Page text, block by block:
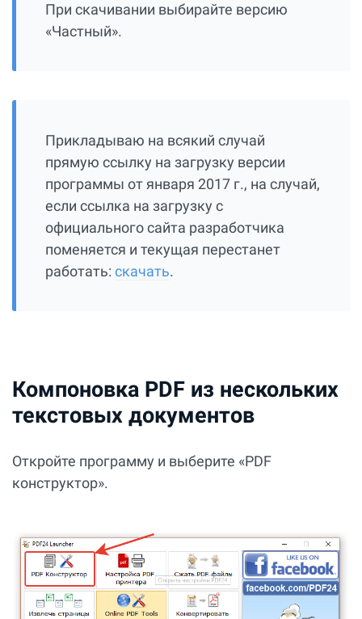
При скачивании выбирайте версию
«Частный».
Прикладываю на всякий случай
прямую ссылку на загрузку версии
программы от января 2017 г., на случай,
если ссылка на загрузку с
официального сайта разработчика
поменяется и текущая перестанет
работать: скачать.
Компоновка PDF из нескольких
текстовых документов
Откройте программу и выберите «PDF
конструктор».